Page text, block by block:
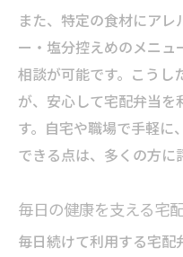
また、特定の食材にア
ー・塩分控えめのメニ
相談が可能です。こうし
が、安心して宅配弁当を
す。自宅や職場で手軽に
できる点は、多くの方に
毎日の健康を支える宅
毎日続けて利用する宅